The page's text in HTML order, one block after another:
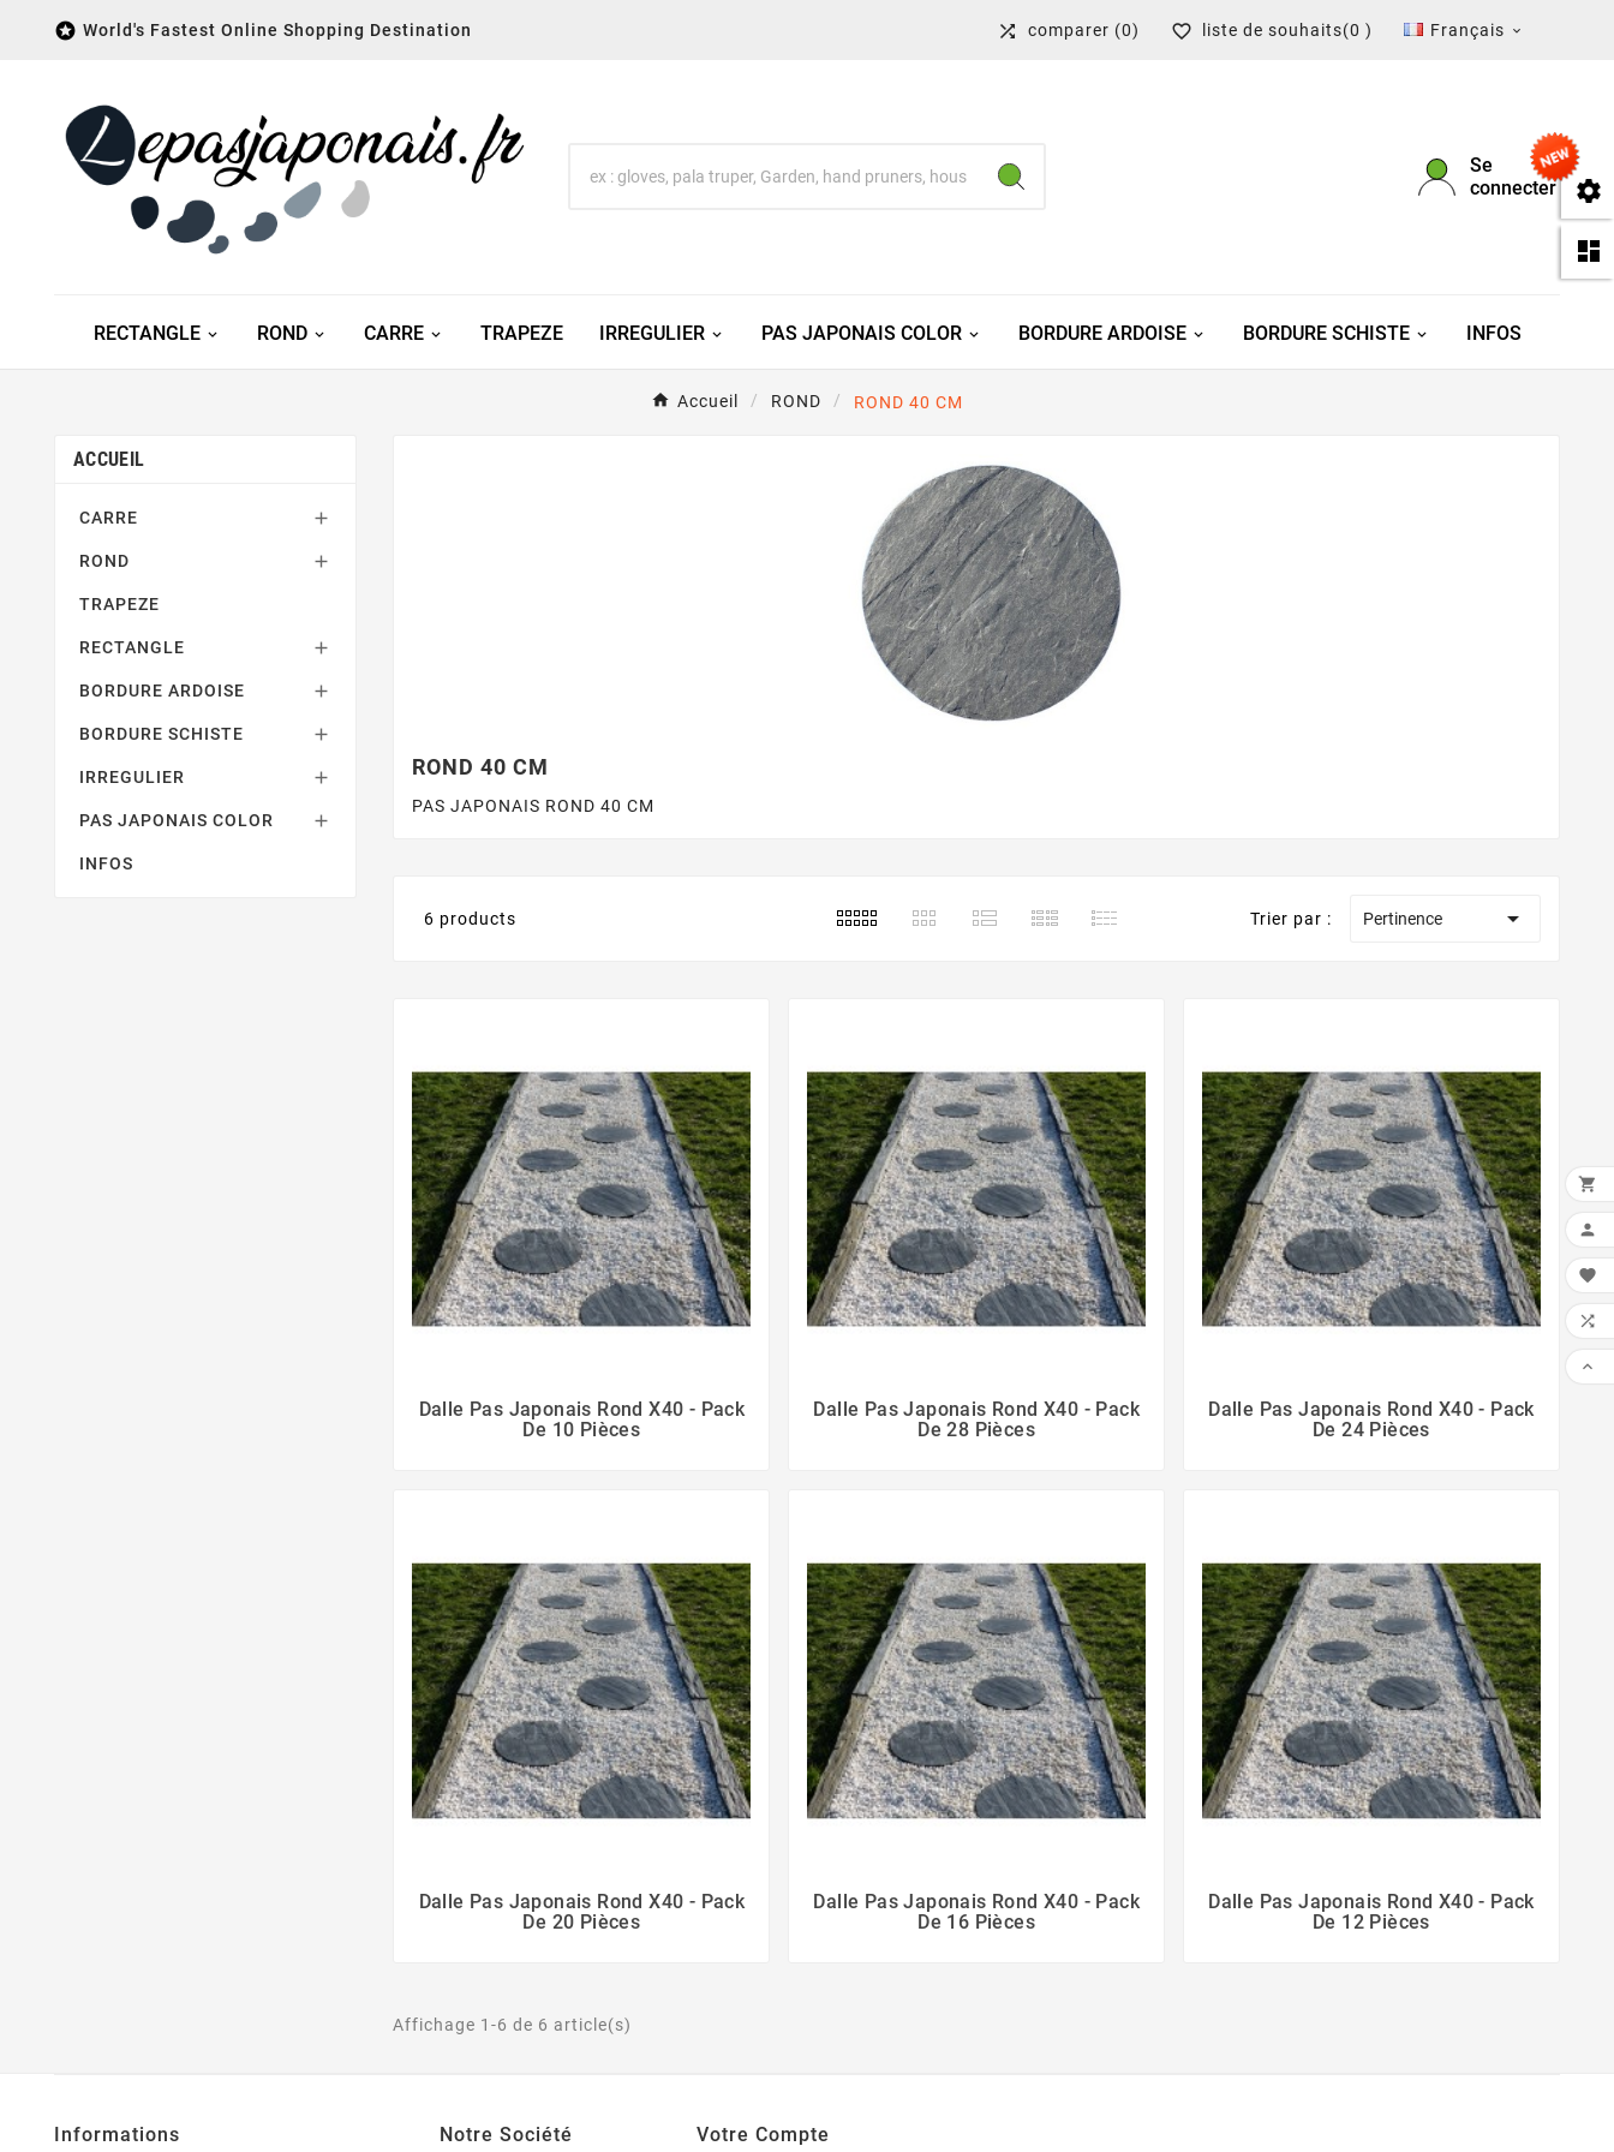


 World's Fastest Online Shopping Destination  comparer (0)  liste de souhaits(0 ) Français 
Se
connecter
RECTANGLE ROND CARRE TRAPEZE IRREGULIER PAS JAPONAIS COLOR BORDURE ARDOISE BORDURE SCHISTE INFOS
Accueil ROND ROND 40 CM
ACCUEIL
CARRE 
ROND 
TRAPEZE
RECTANGLE 
BORDURE ARDOISE 
BORDURE SCHISTE 
IRREGULIER 
PAS JAPONAIS COLOR 
INFOS
ROND 40 CM
PAS JAPONAIS ROND 40 CM
6 products Trier par : Pertinence 
Dalle Pas Japonais Rond X40 - Pack
De 10 Pièces
Dalle Pas Japonais Rond X40 - Pack
De 28 Pièces
Dalle Pas Japonais Rond X40 - Pack
De 24 Pièces
Dalle Pas Japonais Rond X40 - Pack
De 20 Pièces
Dalle Pas Japonais Rond X40 - Pack
De 16 Pièces
Dalle Pas Japonais Rond X40 - Pack
De 12 Pièces
Affichage 1-6 de 6 article(s)
Informations Notre Société Votre Compte




